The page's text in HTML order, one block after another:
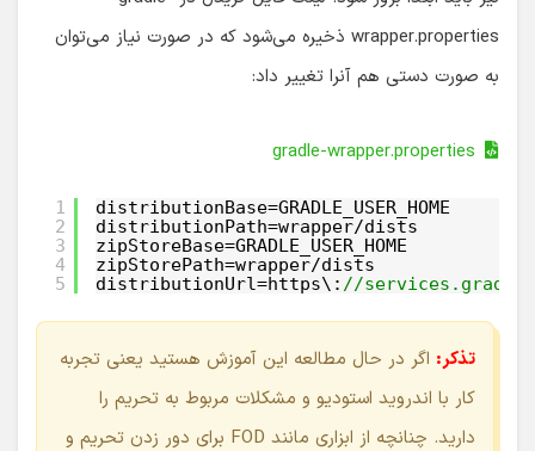
wrapper.properties ذخیره می‌شود که در صورت نیاز می‌توان
به صورت دستی هم آنرا تغییر داد:
gradle-wrapper.properties
1
2
3
4
5
distributionBase=GRADLE_USER_HOME
distributionPath=wrapper/dists
zipStoreBase=GRADLE_USER_HOME
zipStorePath=wrapper/dists
distributionUrl=https\: //
تذکر: اگر در حال مطالعه این آموزش هستید یعنی تجربه
کار با اندروید استودیو و مشکلات مربوط به تحریم را
دارید. چنانچه از ابزاری مانند FOD برای دور زدن تحریم و